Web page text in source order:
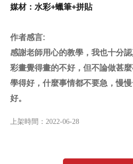
媒材：水彩+蠟筆+拼貼
作者感言:
感謝老師用心的教學，我也十分
彩畫覺得畫的不好，但不論做甚
學得好，什麼事情都不要急，慢
好。
上架時間： 2022-06-28